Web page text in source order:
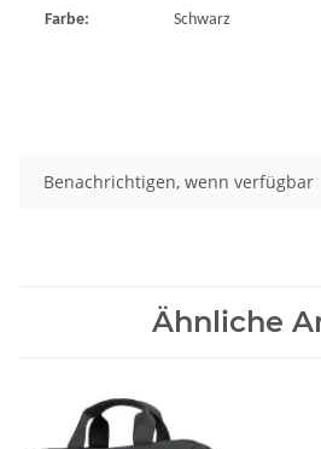
Farbe:
Schwarz
Benachrichtigen, wenn verfügbar
Ähnliche